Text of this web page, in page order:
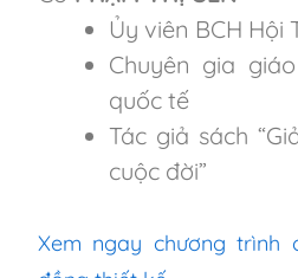
Ủy viên BCH Hội
Chuyên gia
quốc tế
Tác giả sách
cuộc đời”
Xem ngay chương trình